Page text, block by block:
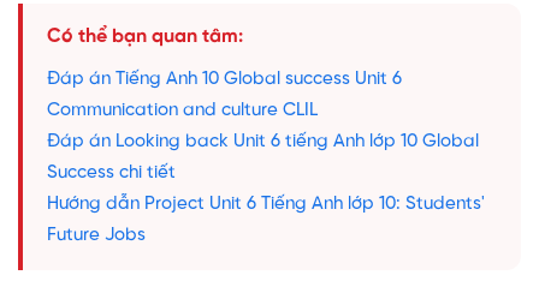
Có thể bạn quan tâm:
Đáp án Tiếng Anh 10 Global success Unit 6
Communication and culture CLIL
Đáp án Looking back Unit 6 tiếng Anh lớp 10 Global
Success chi tiết
Hướng dẫn Project Unit 6 Tiếng Anh lớp 10: Students'
Future Jobs